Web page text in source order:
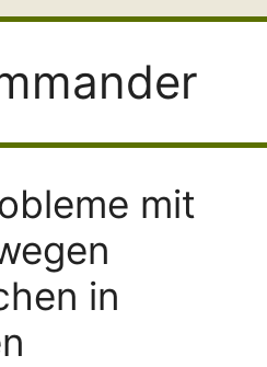
mit
in